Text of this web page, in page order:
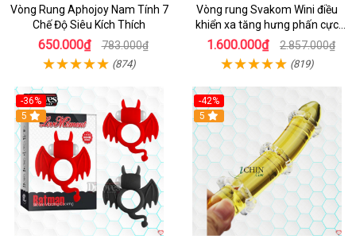
Vòng Rung Aphojoy Nam Tính 7
Chế Độ Siêu Kích Thích
650.000₫ 783.000₫
(874)
Vòng rung Svakom Wini điều
khiển xa tăng hưng phấn cực
đỉnh
1.600.000₫ 2.857.000₫
(819)
-36%
5
-42%
5